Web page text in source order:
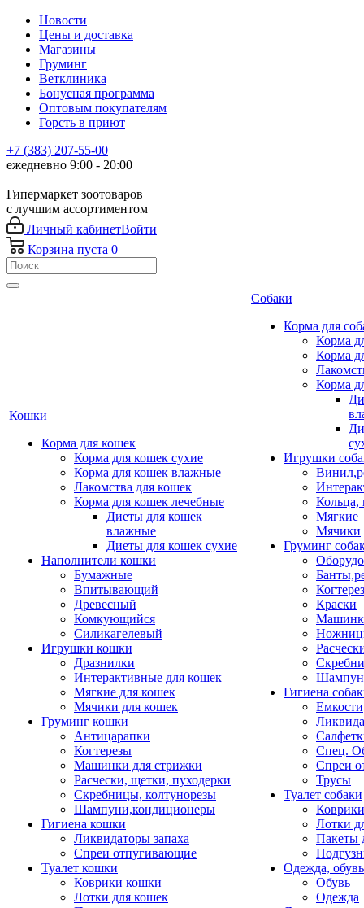
Новости
Цены и доставка
Магазины
Груминг
Ветклиника
Бонусная программа
Оптовым покупателям
Горсть в приют
+7 (383) 207-55-00
ежедневно 9:00 - 20:00
Гипермаркет зоотоваров
с лучшим ассортиментом
Личный кабинетВойти
Корзина пуста 0
Кошки
Корма для кошек
Корма для кошек сухие
Корма для кошек влажные
Лакомства для кошек
Корма для кошек лечебные
Диеты для кошек
влажные
Диеты для кошек сухие
Наполнители кошки
Бумажные
Впитывающий
Древесный
Комкующийся
Силикагелевый
Игрушки кошки
Дразнилки
Интерактивные для кошек
Мягкие для кошек
Мячики для кошек
Груминг кошки
Антицарапки
Когтерезы
Машинки для стрижки
Расчески, щетки, пуходерки
Скребницы, колтунорезы
Шампуни,кондиционеры
Гигиена кошки
Ликвидаторы запаха
Спреи отпугивающие
Туалет кошки
Коврики кошки
Лотки для кошек
Собаки
Корма для
Корма
Корма
Корма
Игрушки
Кольца,
Мягкие
Мячики
Груминг
Краски
Гигиена
Емкости
Спец.
Спреи
Трусы
Туалет собаки
Коврики
Лотки
Пакеты
Одежда, обувь
Обувь
Одежда